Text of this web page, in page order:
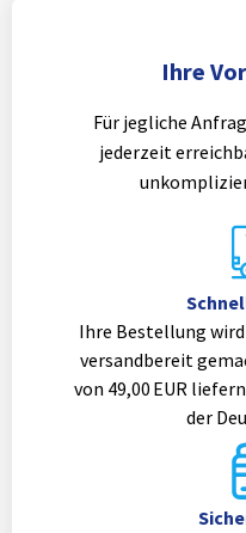
Ihre
Für jegliche
jederzeit
Ihre Bestellung
versandbereit
von 49,00 EUR
der